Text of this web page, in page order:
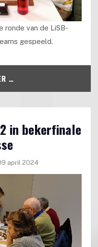
ronde van de LiSB-
gespeeld.
…
in bekerfinale
april 2024